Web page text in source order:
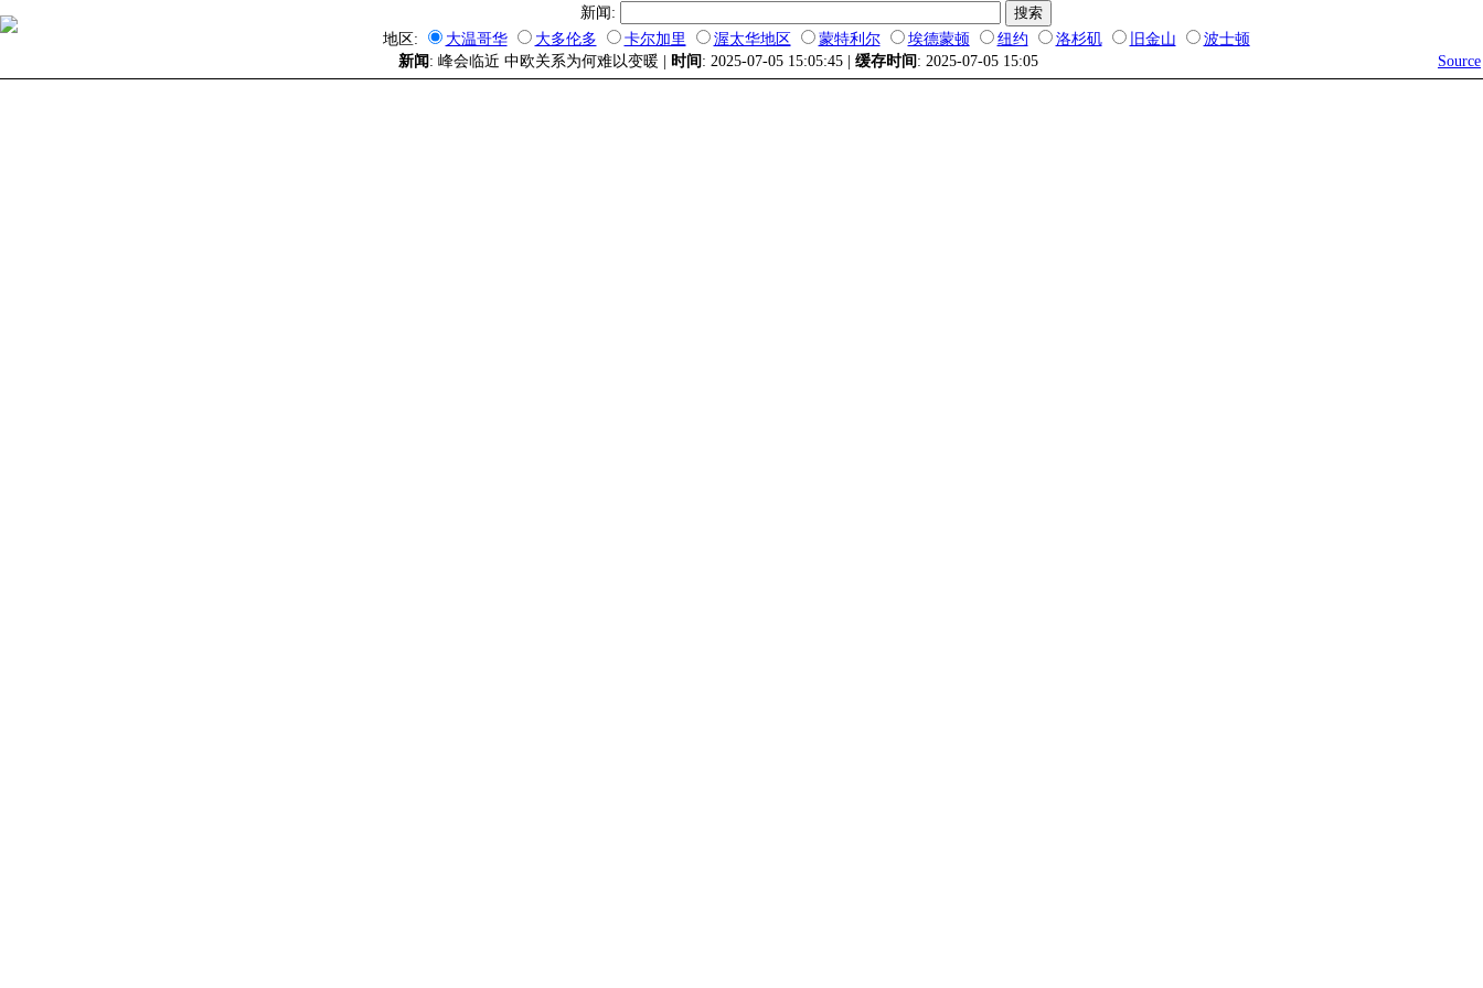
新闻:
地区:
大温哥华 大多伦多 卡尔加里 渥太华地区 蒙特利尔 埃德蒙顿 纽约 洛杉矶 旧金山
波士顿
新闻 : 峰会临近 中欧关系为何难以变暖 | 时间 : 2025-07-05 15:05:45 | 缓存时间 : 2025-07-05 15:05 Source